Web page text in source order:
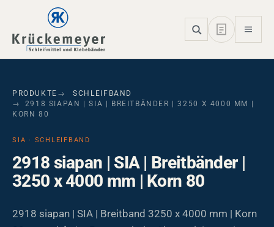
Skip to main navigation
Skip to main content
Skip to page footer
PRODUKTE
SCHLEIFBAND
2918 SIAPAN | SIA | BREITBÄNDER | 3250 X 4000 MM |
KORN 80
SIA · SCHLEIFBAND
2918 siapan | SIA | Breitbänder |
3250 x 4000 mm | Korn 80
2918 siapan | SIA | Breitband 3250 x 4000 mm | Korn